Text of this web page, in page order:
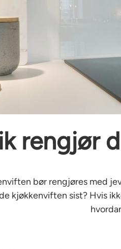
rengjør
bør rengjøres med
kjøkkenviften sist? Hvis